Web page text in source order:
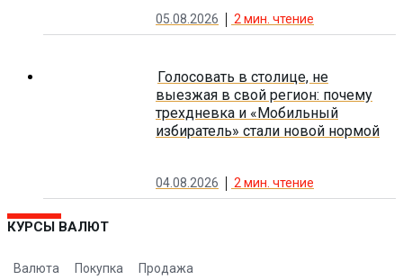
05.08.2026 2 мин. чтение
Голосовать в столице, не
выезжая в свой регион: почему
трехдневка и «Мобильный
избиратель» стали новой нормой
04.08.2026 2мин. чтение
КУРСЫ ВАЛЮТ
Валюта Покупка Продажа